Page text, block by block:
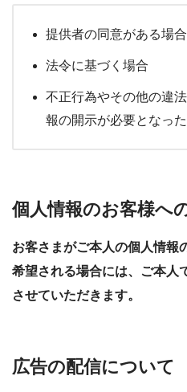
提供者の同意がある場合
法令に基づく場合
不正行為やその他の違
報の開示が必要となっ
個人情報のお客様へ
お客さまがご本人の個人情報
希望される場合には、ご本人
させていただきます。
広告の配信について